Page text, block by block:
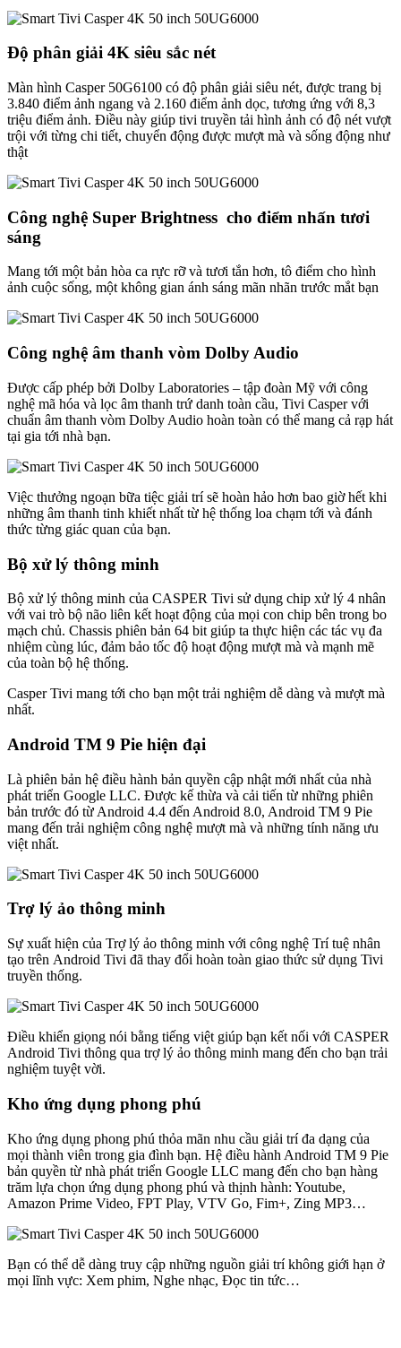
Độ phân giải 4K siêu sắc nét
Màn hình Casper 50G6100 có độ phân giải siêu nét, được trang bị
3.840 điểm ảnh ngang và 2.160 điểm ảnh dọc, tương ứng với 8,3
triệu điểm ảnh. Điều này giúp tivi truyền tải hình ảnh có độ nét vượt
trội với từng chi tiết, chuyển động được mượt mà và sống động như
thật
Công nghệ Super Brightness cho điểm nhấn tươi
sáng
Mang tới một bản hòa ca rực rỡ và tươi tắn hơn, tô điểm cho hình
ảnh cuộc sống, một không gian ánh sáng mãn nhãn trước mắt bạn
Công nghệ âm thanh vòm Dolby Audio
Được cấp phép bởi Dolby Laboratories – tập đoàn Mỹ với công
nghệ mã hóa và lọc âm thanh trứ danh toàn cầu, Tivi Casper với
chuẩn âm thanh vòm Dolby Audio hoàn toàn có thể mang cả rạp hát
tại gia tới nhà bạn.
Việc thưởng ngoạn bữa tiệc giải trí sẽ hoàn hảo hơn bao giờ hết khi
những âm thanh tinh khiết nhất từ hệ thống loa chạm tới và đánh
thức từng giác quan của bạn.
Bộ xử lý thông minh
Bộ xử lý thông minh của CASPER Tivi sử dụng chip xử lý 4 nhân
với vai trò bộ não liên kết hoạt động của mọi con chip bên trong bo
mạch chủ. Chassis phiên bản 64 bit giúp ta thực hiện các tác vụ đa
nhiệm cùng lúc, đảm bảo tốc độ hoạt động mượt mà và mạnh mẽ
của toàn bộ hệ thống.
Casper Tivi mang tới cho bạn một trải nghiệm dễ dàng và mượt mà
nhất.
Android TM 9 Pie hiện đại
Là phiên bản hệ điều hành bản quyền cập nhật mới nhất của nhà
phát triển Google LLC. Được kế thừa và cải tiến từ những phiên
bản trước đó từ Android 4.4 đến Android 8.0, Android TM 9 Pie
mang đến trải nghiệm công nghệ mượt mà và những tính năng ưu
việt nhất.
Trợ lý ảo thông minh
Sự xuất hiện của Trợ lý ảo thông minh với công nghệ Trí tuệ nhân
tạo trên Android Tivi đã thay đổi hoàn toàn giao thức sử dụng Tivi
truyền thống.
Điều khiển giọng nói bằng tiếng việt giúp bạn kết nối với CASPER
Android Tivi thông qua trợ lý ảo thông minh mang đến cho bạn trải
nghiệm tuyệt vời.
Kho ứng dụng phong phú
Kho ứng dụng phong phú thỏa mãn nhu cầu giải trí đa dạng của
mọi thành viên trong gia đình bạn. Hệ điều hành Android TM 9 Pie
bản quyền từ nhà phát triển Google LLC mang đến cho bạn hàng
trăm lựa chọn ứng dụng phong phú và thịnh hành: Youtube,
Amazon Prime Video, FPT Play, VTV Go, Fim+, Zing MP3…
Bạn có thể dễ dàng truy cập những nguồn giải trí không giới hạn ở
mọi lĩnh vực: Xem phim, Nghe nhạc, Đọc tin tức…